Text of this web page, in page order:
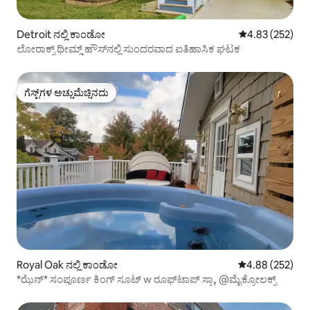
Detroit ನಲ್ಲಿ ಕಾಂಡೋ 5 ರಲ್ಲಿ 4.83
4.83 (252)
ಲೋರಾಕ್ಸ್ ಥೀಮ್ಡ್ ಹೌಸ್‌ನಲ್ಲಿ ಸುಂದರವಾದ ಐತಿಹಾಸಿಕ ಘಟಕ
ಗೆಸ್ಟ್‌ಗಳ ಅಚ್ಚುಮೆಚ್ಚಿನದು
ಗೆಸ್ಟ್‌ಗಳ ಅಚ್ಚುಮೆಚ್ಚಿನದು
Royal Oak ನಲ್ಲಿ ಕಾಂಡೋ 5 ರಲ್ಲಿ 4.88
4.88 (252)
*ಝೆನ್* ಸಂಪೂರ್ಣ ಕಿಂಗ್ ಸೂಟ್ w ರೂಫ್‌ಟಾಪ್ ಸ್ಪಾ, @ಮೈಕ್ರೋಲಕ್ಸ್